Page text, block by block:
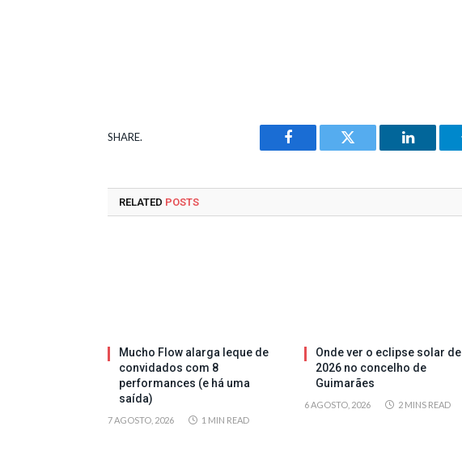
SHARE.
Facebook Twitter LinkedIn
RELATED POSTS
Mucho Flow alarga leque de
convidados com 8
performances (e há uma
saída)
7 AGOSTO, 2026 1 MIN READ
Onde ver o eclipse solar de
2026 no concelho de
Guimarães
6 AGOSTO, 2026 2 MINS READ